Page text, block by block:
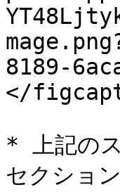
8189-
</
* 上記の
セクショ